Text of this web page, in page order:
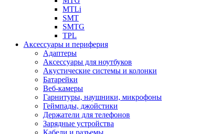
MTLi
SMT
SMTG
TPL
Аксессуары и периферия
Адаптеры
Аксессуары для ноутбуков
Акустические системы и колонки
Батарейки
Веб-камеры
Гарнитуры, наушники, микрофоны
Геймпады, джойстики
Держатели для телефонов
Зарядные устройства
Кабели и разъемы